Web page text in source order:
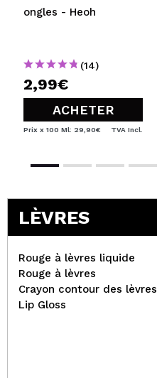
ongles - Heoh
(14)
2,99€
ACHETER
Prix x 100 Ml: 29,90€ TVA Incl.
LÈVRES
Rouge à lèvres liquide
Rouge à lèvres
Crayon contour des lèvres
Lip Gloss